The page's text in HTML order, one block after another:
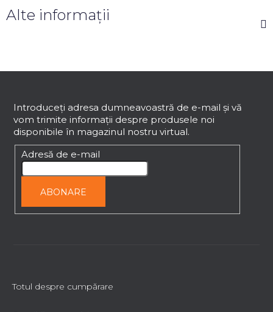
Alte informații
Introduceţi adresa dumneavoastră de e-mail şi vă
vom trimite informaţii despre produsele noi
disponibile în magazinul nostru virtual.
Adresă de e-mail
ABONARE
Totul despre cumpărare